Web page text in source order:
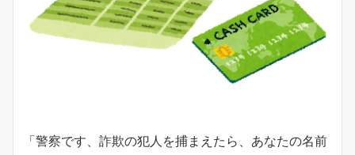
「警察です、詐欺の犯人を捕まえたら、あなたの名前